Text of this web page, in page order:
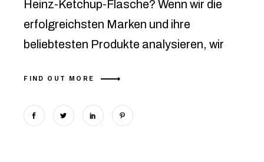
Heinz-Ketchup-Flasche? Wenn wir die
erfolgreichsten Marken und ihre
beliebtesten Produkte analysieren, wir
FIND OUT MORE